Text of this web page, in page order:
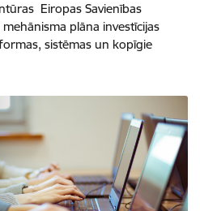
Eiropas Savienības
plāna investīcijas
sistēmas un kopīgie